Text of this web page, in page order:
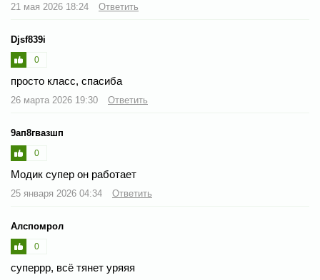
21 мая 2026 18:24 Ответить
Djsf839i
0
просто класс, спасиба
26 марта 2026 19:30 Ответить
9ап8гвазшп
0
Модик супер он работает
25 января 2026 04:34 Ответить
Алспомрол
0
суперрр, всё тянет уряяя